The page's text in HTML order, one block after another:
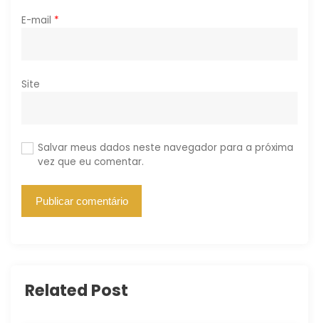
E-mail *
Site
Salvar meus dados neste navegador para a próxima
vez que eu comentar.
Related Post